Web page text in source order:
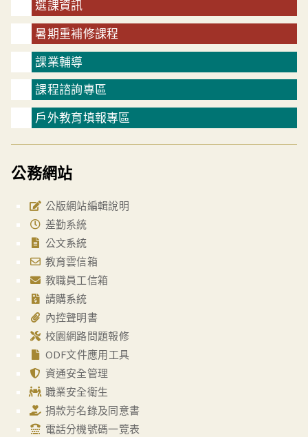
選課資訊
暑期重補修課程
課業輔導
課程諮詢專區
戶外教育填報專區
公務網站
公版網站編輯說明
差勤系統
公文系統
教育雲信箱
教職員工信箱
請購系統
內控聲明書
校園網路問題報修
ODF文件應用工具
資通安全管理
職業安全衛生
捐款芳名錄及同意書
電話分機號碼一覽表